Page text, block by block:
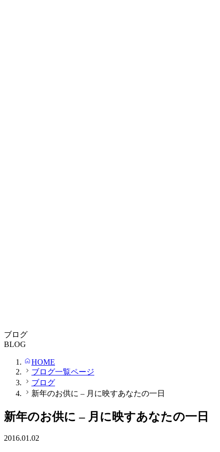
ブログ
BLOG
HOME
ブログ一覧ページ
ブログ
新年のお供に – 月に映すあなたの一日
新年のお供に – 月に映すあなたの一日
2016.01.02